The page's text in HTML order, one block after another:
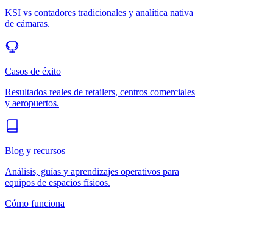
KSI vs contadores tradicionales y analítica nativa
de cámaras.
Casos de éxito
Resultados reales de retailers, centros comerciales
y aeropuertos.
Blog y recursos
Análisis, guías y aprendizajes operativos para
equipos de espacios físicos.
Cómo funciona